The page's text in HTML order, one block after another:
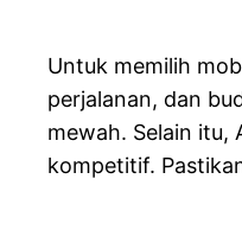
Untuk memilih
perjalanan, dan
mewah. Selain itu,
kompetitif.